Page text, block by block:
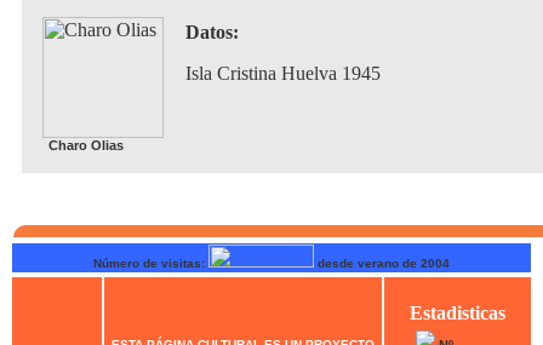
Charo Olias
Datos:
Isla Cristina Huelva 1945
Número de visitas: desde verano de 2004
Estadisticas